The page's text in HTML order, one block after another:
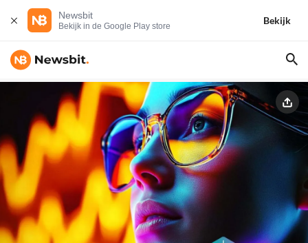
Newsbit
Bekijk in de Google Play store
Bekijk